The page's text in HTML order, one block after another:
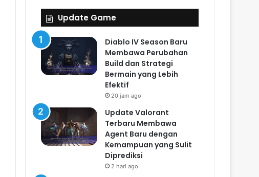
Update Game
Diablo IV Season Baru
Membawa Perubahan
Build dan Strategi
Bermain yang Lebih
Efektif
20 jam ago
Update Valorant
Terbaru Membawa
Agent Baru dengan
Kemampuan yang Sulit
Diprediksi
2 hari ago